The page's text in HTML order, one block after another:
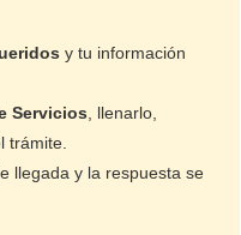
y tu información
Servicios, llenarlo,
trámite.
llegada y la respuesta se